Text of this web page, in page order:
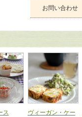
お問い合わせ
ス
ヴィーガン・ケー